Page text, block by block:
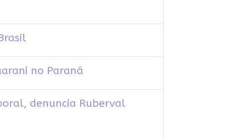
no Paraná
denuncia Ruberval